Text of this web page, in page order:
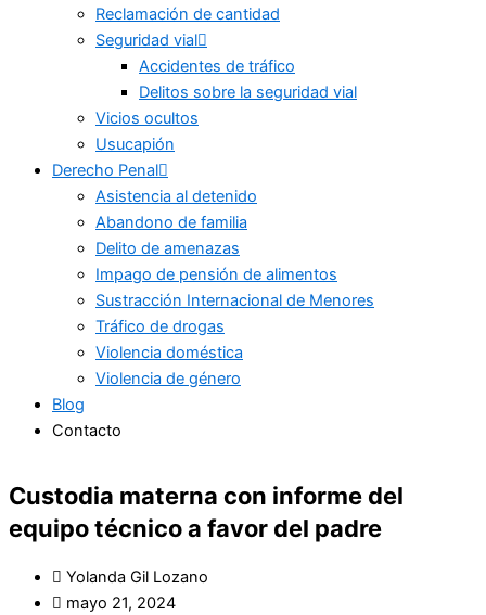
Reclamación de cantidad
Seguridad vial
Accidentes de tráfico
Delitos sobre la seguridad vial
Vicios ocultos
Usucapión
Derecho Penal
Asistencia al detenido
Abandono de familia
Delito de amenazas
Impago de pensión de alimentos
Sustracción Internacional de Menores
Tráfico de drogas
Violencia doméstica
Violencia de género
Blog
Contacto
Custodia materna con informe del
equipo técnico a favor del padre
Yolanda Gil Lozano
mayo 21, 2024